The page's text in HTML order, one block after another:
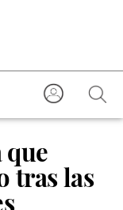
tras las